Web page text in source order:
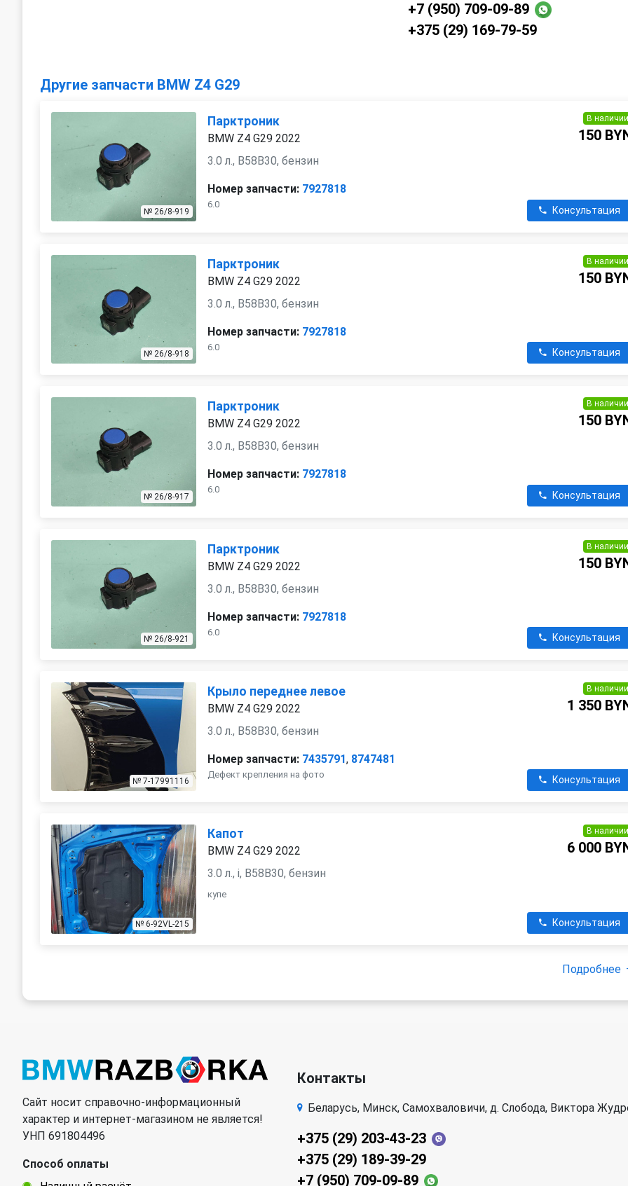
+7 (950) 709-09-89
+375 (29) 169-79-59
Другие запчасти BMW Z4 G29
№ 26/8-919
Парктроник
BMW Z4 G29 2022
3.0 л., B58B30, бензин
Номер запчасти: 7927818
6.0
В наличии
150
Консультация
№ 26/8-918
Парктроник
BMW Z4 G29 2022
3.0 л., B58B30, бензин
Номер запчасти: 7927818
6.0
В наличии
150
Консультация
№ 26/8-917
Парктроник
BMW Z4 G29 2022
3.0 л., B58B30, бензин
Номер запчасти: 7927818
6.0
В наличии
150
Консультация
№ 26/8-921
Парктроник
BMW Z4 G29 2022
3.0 л., B58B30, бензин
Номер запчасти: 7927818
6.0
В наличии
150
Консультация
№ 7-17991116
Крыло переднее левое
BMW Z4 G29 2022
3.0 л., B58B30, бензин
Номер запчасти: 7435791, 8747481
Дефект крепления на фото
В наличии
1 350
Консультация
№ 6-92VL-215
Капот
BMW Z4 G29 2022
3.0 л., i, B58B30, бензин
купе
В наличии
6 000
Консультация
Подробнее
Сайт носит справочно-информационный
характер и интернет-магазином не является!
УНП 691804496
Способ оплаты
Контакты
Беларусь, Минск, Самохваловичи, д. Слобода, Виктора
+375 (29) 203-43-23
+375 (29) 189-39-29
+7 (950) 709-09-89